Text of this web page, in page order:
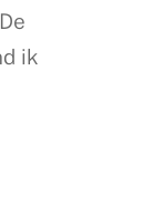
ik